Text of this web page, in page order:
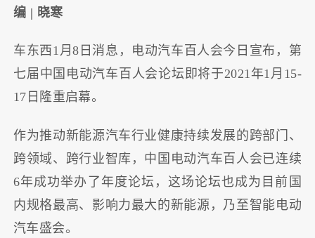
编 | 晓寒
车东西1月8日消息，电动汽车百人会今日宣布，第
七届中国电动汽车百人会论坛即将于2021年1月15-
17日隆重启幕。
作为推动新能源汽车行业健康持续发展的跨部门、
跨领域、跨行业智库，中国电动汽车百人会已连续
6年成功举办了年度论坛，这场论坛也成为目前国
内规格最高、影响力最大的新能源，乃至智能电动
汽车盛会。